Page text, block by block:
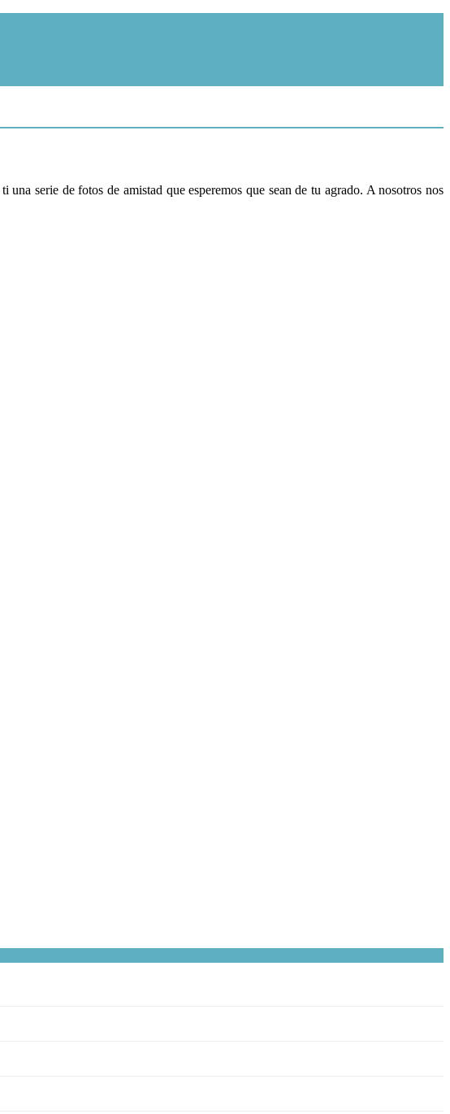
serie de fotos de amistad que esperemos que sean de tu agrado. A nosotros nos